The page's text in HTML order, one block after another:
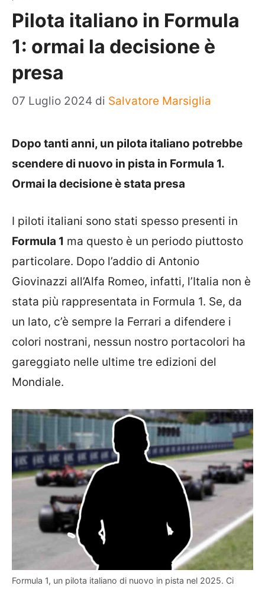
Pilota italiano in Formula
1: ormai la decisione è
presa
07 Luglio 2024 di Salvatore Marsiglia
Dopo tanti anni, un pilota italiano potrebbe
scendere di nuovo in pista in Formula 1.
Ormai la decisione è stata presa
I piloti italiani sono stati spesso presenti in
Formula 1 ma questo è un periodo piuttosto
particolare. Dopo l’addio di Antonio
Giovinazzi all’Alfa Romeo, infatti, l’Italia non è
stata più rappresentata in Formula 1. Se, da
un lato, c’è sempre la Ferrari a difendere i
colori nostrani, nessun nostro portacolori ha
gareggiato nelle ultime tre edizioni del
Mondiale.
Formula 1, un pilota italiano di nuovo in pista nel 2025. Ci